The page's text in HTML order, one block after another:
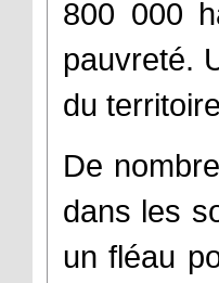
800 000
pauvreté.
du
De
dans les
un fléau